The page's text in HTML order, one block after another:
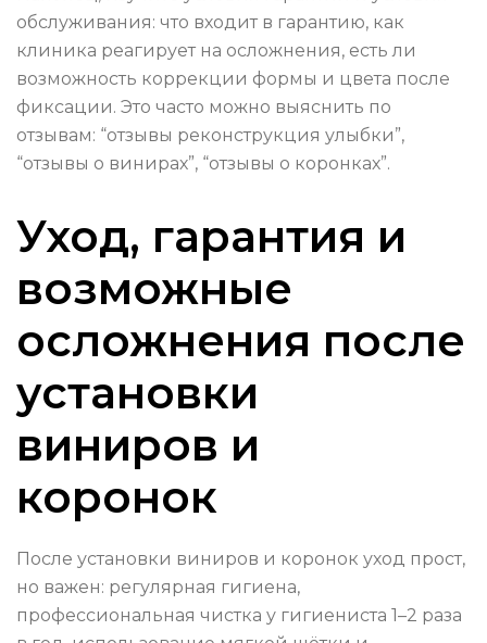
обслуживания: что входит в гарантию, как
клиника реагирует на осложнения, есть ли
возможность коррекции формы и цвета после
фиксации. Это часто можно выяснить по
отзывам: “отзывы реконструкция улыбки”,
“отзывы о винирах”, “отзывы о коронках”.
Уход, гарантия и
возможные
осложнения после
установки
виниров и
коронок
После установки виниров и коронок уход прост,
но важен: регулярная гигиена,
профессиональная чистка у гигиениста 1–2 раза